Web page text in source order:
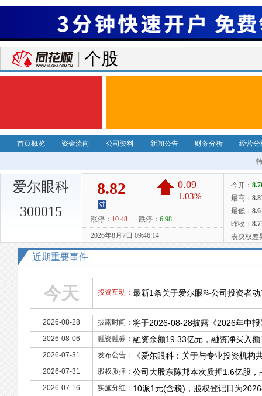
个股
首页概览 资金流向 公司资料 新闻公告 财务分析 经营分
爱尔眼科
300015